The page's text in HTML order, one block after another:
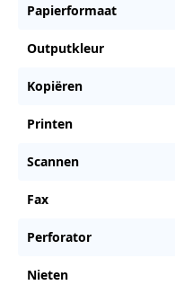
Papierformaat
Outputkleur
Kopiëren
Printen
Scannen
Fax
Perforator
Nieten